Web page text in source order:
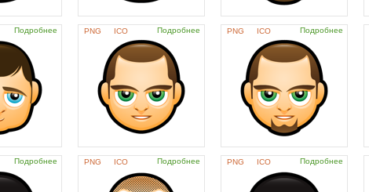
Подробнее PNG ICO Подробнее PNG ICO Подробнее
Подробнее PNG ICO Подробнее PNG ICO Подробнее